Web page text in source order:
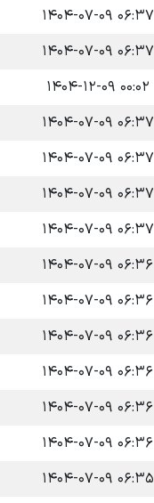
۰۶:۳۷ ۱۴۰۴-۰۷-۰۹
۰۶:۳۷ ۱۴۰۴-۰۷-۰۹
۰۰:۰۲ ۱۴۰۴-۱۲-۰۹
۰۶:۳۷ ۱۴۰۴-۰۷-۰۹
۰۶:۳۷ ۱۴۰۴-۰۷-۰۹
۰۶:۳۷ ۱۴۰۴-۰۷-۰۹
۰۶:۳۷ ۱۴۰۴-۰۷-۰۹
۰۶:۳۶ ۱۴۰۴-۰۷-۰۹
۰۶:۳۶ ۱۴۰۴-۰۷-۰۹
۰۶:۳۶ ۱۴۰۴-۰۷-۰۹
۰۶:۳۶ ۱۴۰۴-۰۷-۰۹
۰۶:۳۶ ۱۴۰۴-۰۷-۰۹
۰۶:۳۶ ۱۴۰۴-۰۷-۰۹
۰۶:۳۵ ۱۴۰۴-۰۷-۰۹